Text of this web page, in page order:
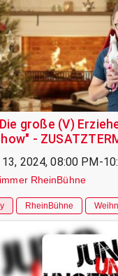
große (V)
-
13, 2024, 08:00 PM-
RheinBühne
RheinBühne